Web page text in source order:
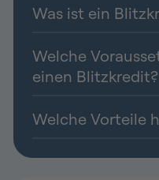
Was ist ein
Welche
einen Blitzkredit?
Welche Vorteile